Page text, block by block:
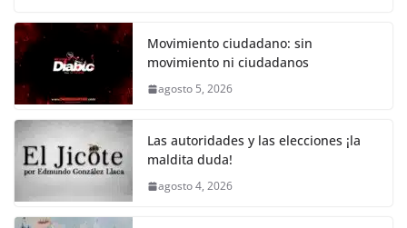
k
c
e
b
o
o
k
itt
er s
A
p
y
Li
k
gr
a
e
Movimiento ciudadano: sin
movimiento ni ciudadanos
agosto 5, 2026
Las autoridades y las elecciones ¡la
maldita duda!
agosto 4, 2026